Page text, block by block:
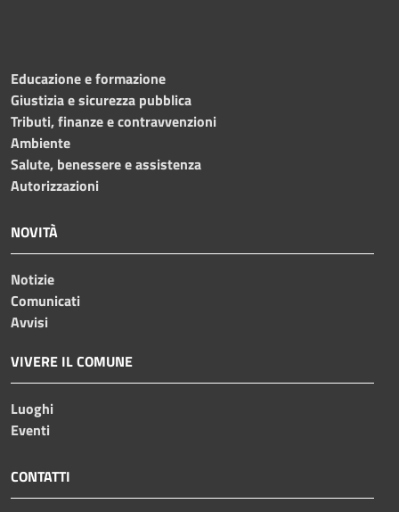
Educazione e formazione
Giustizia e sicurezza pubblica
Tributi, finanze e contravvenzioni
Ambiente
Salute, benessere e assistenza
Autorizzazioni
NOVITÀ
Notizie
Comunicati
Avvisi
VIVERE IL COMUNE
Luoghi
Eventi
CONTATTI